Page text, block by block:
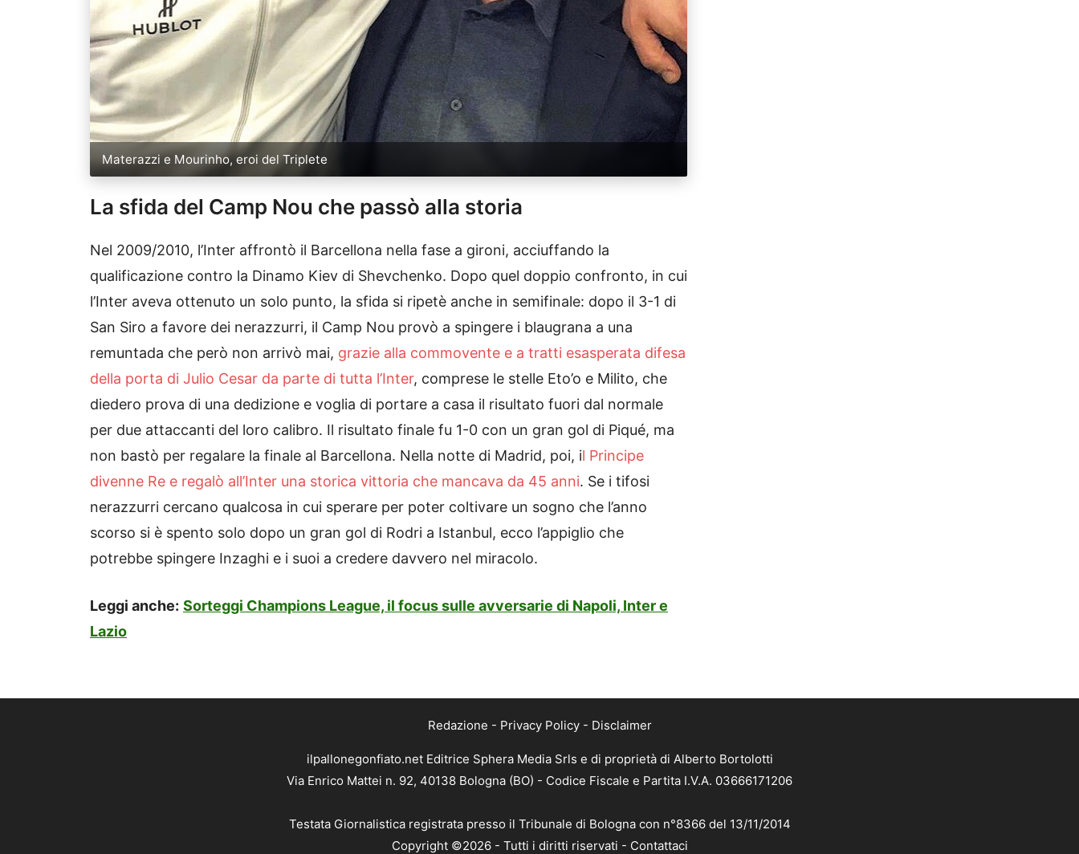
Materazzi e Mourinho, eroi del Triplete
La sfida del Camp Nou che passò alla storia
Nel 2009/2010, l’Inter affrontò il Barcellona nella fase a gironi, acciuffando la
qualificazione contro la Dinamo Kiev di Shevchenko. Dopo quel doppio confronto, in cui
l’Inter aveva ottenuto un solo punto, la sfida si ripetè anche in semifinale: dopo il 3-1 di
San Siro a favore dei nerazzurri, il Camp Nou provò a spingere i blaugrana a una
remuntada che però non arrivò mai, grazie alla commovente e a tratti esasperata difesa
della porta di Julio Cesar da parte di tutta l’Inter, comprese le stelle Eto’o e Milito, che
diedero prova di una dedizione e voglia di portare a casa il risultato fuori dal normale
per due attaccanti del loro calibro. Il risultato finale fu 1-0 con un gran gol di Piqué, ma
non bastò per regalare la finale al Barcellona. Nella notte di Madrid, poi, il Principe
divenne Re e regalò all’Inter una storica vittoria che mancava da 45 anni. Se i tifosi
nerazzurri cercano qualcosa in cui sperare per poter coltivare un sogno che l’anno
scorso si è spento solo dopo un gran gol di Rodri a Istanbul, ecco l’appiglio che
potrebbe spingere Inzaghi e i suoi a credere davvero nel miracolo.
Leggi anche: Sorteggi Champions League, il focus sulle avversarie di Napoli, Inter e
Lazio
Redazione - Privacy Policy- Disclaimer
ilpallonegonfiato.net Editrice Sphera Media Srls e di proprietà di Alberto Bortolotti
Via Enrico Mattei n. 92, 40138 Bologna (BO) - Codice Fiscale e Partita I.V.A. 03666171206
Testata Giornalistica registrata presso il Tribunale di Bologna con n°8366 del 13/11/2014
Copyright ©2026 - Tutti i diritti riservati - Contattaci